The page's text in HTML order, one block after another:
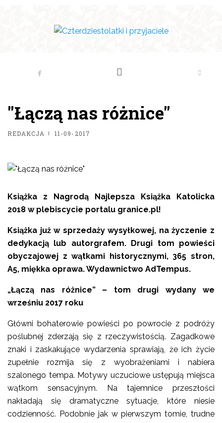
"Łączą nas różnice"
REDAKCJA 11-09-2017
Książka z Nagrodą Najlepsza Książka Katolicka
2018 w plebiscycie portalu granice.pl!
Książka już w sprzedaży wysyłkowej, na życzenie z
dedykacją lub autorgrafem. Drugi tom powieści
obyczajowej z wątkami historycznymi, 365 stron,
A5, miękka oprawa. Wydawnictwo AdTempus.
„Łączą nas różnice” – tom drugi wydany we
wrześniu 2017 roku
Główni bohaterowie powieści po powrocie z podróży
poślubnej zderzają się z rzeczywistością. Zagadkowe
znaki i zaskakujące wydarzenia sprawiają, że ich życie
zupełnie rozmija się z wyobrażeniami i nabiera
szalonego tempa. Motywy uczuciowe ustępują miejsca
wątkom sensacyjnym. Na tajemnice przeszłości
nakładają się dramatyczne sytuacje, które niesie
codzienność. Podobnie jak w pierwszym tomie, trudne